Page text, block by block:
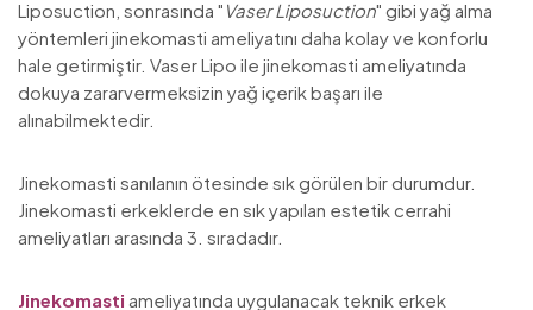
Liposuction, sonrasında " Vaser Liposuction" gibi yağ alma
yöntemleri jinekomasti ameliyatını daha kolay ve konforlu
hale getirmiştir. Vaser Lipo ile jinekomasti ameliyatında
dokuya zararvermeksizin yağ içerik başarı ile
alınabilmektedir.
Jinekomasti sanılanın ötesinde sık görülen bir durumdur.
Jinekomasti erkeklerde en sık yapılan estetik cerrahi
ameliyatları arasında 3. sıradadır.
Jinekomasti ameliyatında uygulanacak teknik erkek